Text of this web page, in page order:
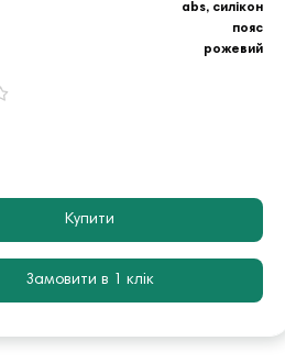
abs, силікон
пояс
рожевий
Купити
Замовити в 1 клік